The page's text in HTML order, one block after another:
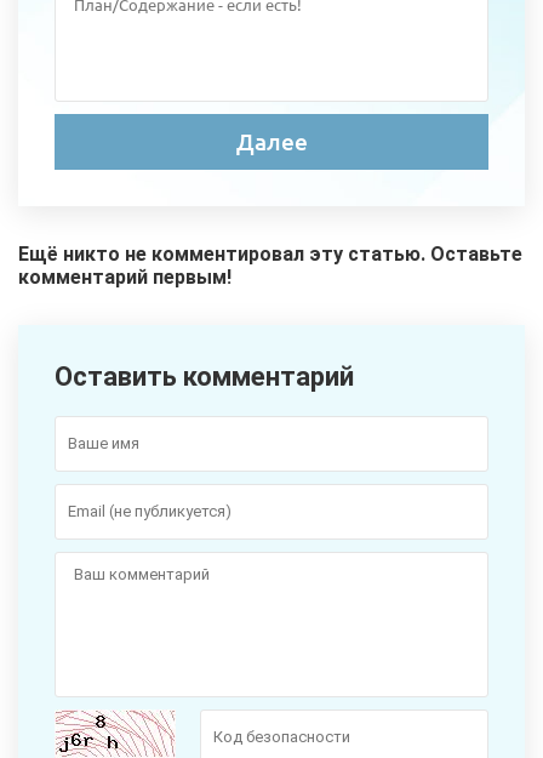
Ещё никто не комментировал эту статью. Оставьте
комментарий первым!
Оставить комментарий